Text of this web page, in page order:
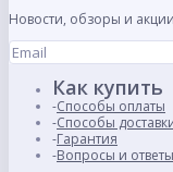
Новости, обзоры и акции
Как купить
Способы оплаты
Способы
Гарантия
Вопросы и ответы